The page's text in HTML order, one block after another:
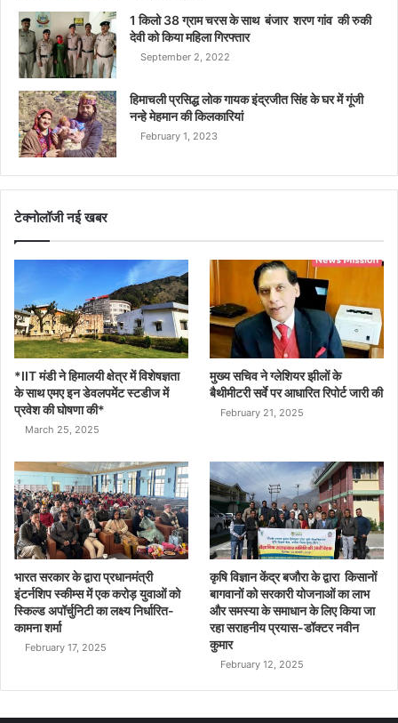
1 किलो 38 ग्राम चरस के साथ बंजार शरण गांव की रुकी
देवी को किया महिला गिरफ्तार
September 2, 2022
हिमाचली प्रसिद्ध लोक गायक इंद्रजीत सिंह के घर में गूंजी
नन्हे मेहमान की किलकारियां
February 1, 2023
टेक्नोलॉजी नई खबर
*IIT मंडी ने हिमालयी क्षेत्र में विशेषज्ञता
के साथ एमए इन डेवलपमेंट स्टडीज में
प्रवेश की घोषणा की*
March 25, 2025
मुख्य सचिव ने ग्लेशियर झीलों के
बैथीमीटरी सर्वे पर आधारित रिपोर्ट जारी की
February 21, 2025
भारत सरकार के द्वारा प्रधानमंत्री
इंटर्नशिप स्कीम्स में एक करोड़ युवाओं को
स्किल्ड अपॉर्चुनिटी का लक्ष्य निर्धारित-
कामना शर्मा
February 17, 2025
कृषि विज्ञान केंद्र बजौरा के द्वारा किसानों
बागवानों को सरकारी योजनाओं का लाभ
और समस्या के समाधान के लिए किया जा
रहा सराहनीय प्रयास-डॉक्टर नवीन
कुमार
February 12, 2025